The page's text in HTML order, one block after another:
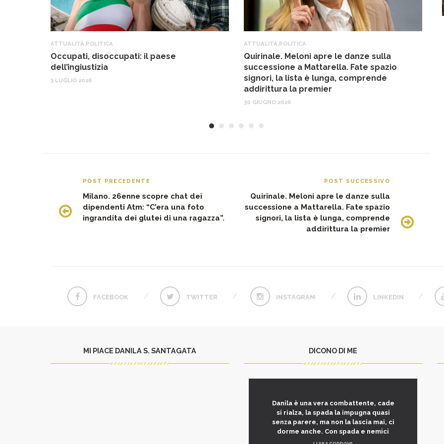
ATTUALITÀ POLITICA
Occupati, disoccupati: il paese
dell’ingiustizia
3 LUGLIO 2026
ATTUALITÀ POLITICA
Quirinale. Meloni apre le danze sulla
successione a Mattarella. Fate spazio
signori, la lista è lunga, comprende
addirittura la premier
30 GIUGNO 2026
POST PRECEDENTE
Milano. 26enne scopre chat dei
dipendenti Atm: “C’era una foto
ingrandita dei glutei di una ragazza”.
POST SUCCESSIVO
Quirinale. Meloni apre le danze sulla
successione a Mattarella. Fate spazio
signori, la lista è lunga, comprende
addirittura la premier
FACEBOOK TWITTER INSTAGRAM LINKEDIN
MI PIACE DANILA S. SANTAGATA DICONO DI ME
Danila è una vera combattente, cade
si rialza, la spada la impugna quasi
senza parere, ma non la lascia mai, ci
dorme anche. Con spada e nemici